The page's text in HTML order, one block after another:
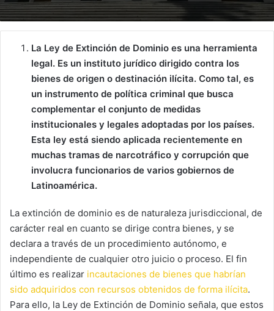
La Ley de Extinción de Dominio es una herramienta
legal. Es un instituto jurídico dirigido contra los
bienes de origen o destinación ilícita. Como tal, es
un instrumento de política criminal que busca
complementar el conjunto de medidas
institucionales y legales adoptadas por los países.
Esta ley está siendo aplicada recientemente en
muchas tramas de narcotráfico y corrupción que
involucra funcionarios de varios gobiernos de
Latinoamérica.
La extinción de dominio es de naturaleza jurisdiccional, de
carácter real en cuanto se dirige contra bienes, y se
declara a través de un procedimiento autónomo, e
independiente de cualquier otro juicio o proceso. El fin
último es realizar incautaciones de bienes que habrían
sido adquiridos con recursos obtenidos de forma ilícita.
Para ello, la Ley de Extinción de Dominio señala, que estos